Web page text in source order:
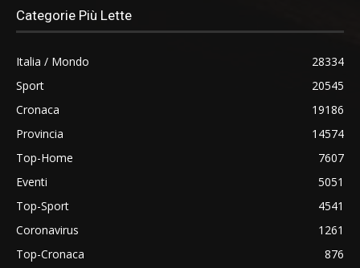
Categorie Più Lette
Italia / Mondo
28334
Sport
20545
Cronaca
19186
Provincia
14574
Top-Home
7607
Eventi
5051
Top-Sport
4541
Coronavirus
1261
Top-Cronaca
876